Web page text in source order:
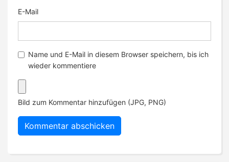
E-Mail
Name und E-Mail in diesem Browser speichern, bis ich
wieder kommentiere
Bild zum Kommentar hinzufügen (JPG, PNG)